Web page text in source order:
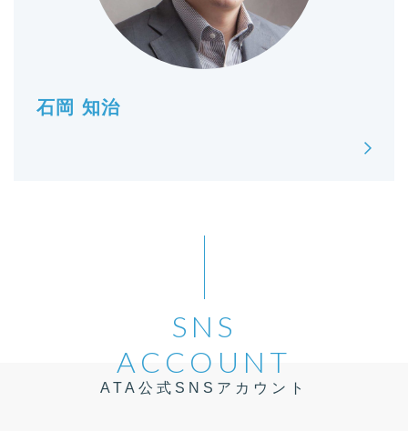
石岡 知治
SNS
ACCOUNT
ATA公式SNSアカウント